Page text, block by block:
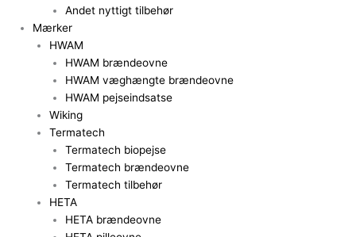
Andet nyttigt tilbehør
Mærker
HWAM
HWAM brændeovne
HWAM væghængte brændeovne
HWAM pejseindsatse
Wiking
Termatech
Termatech biopejse
Termatech brændeovne
Termatech tilbehør
HETA
HETA brændeovne